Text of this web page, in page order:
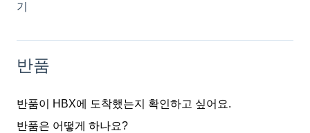
기
반품
반품이 HBX에 도착했는지 확인하고 싶어요.
반품은 어떻게 하나요?